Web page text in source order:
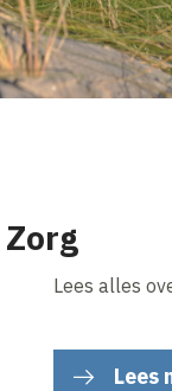
Zorg
Lees alles
Lees